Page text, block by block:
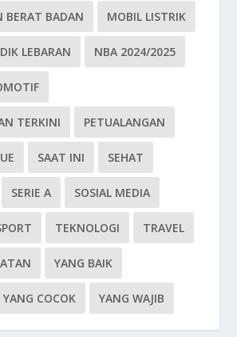
BERAT BADAN MOBIL LISTRIK
LEBARAN NBA 2024/2025
TERKINI PETUALANGAN
SAAT INI SEHAT
SERIE A SOSIAL MEDIA
TEKNOLOGI TRAVEL
YANG BAIK
YANG COCOK YANG WAJIB